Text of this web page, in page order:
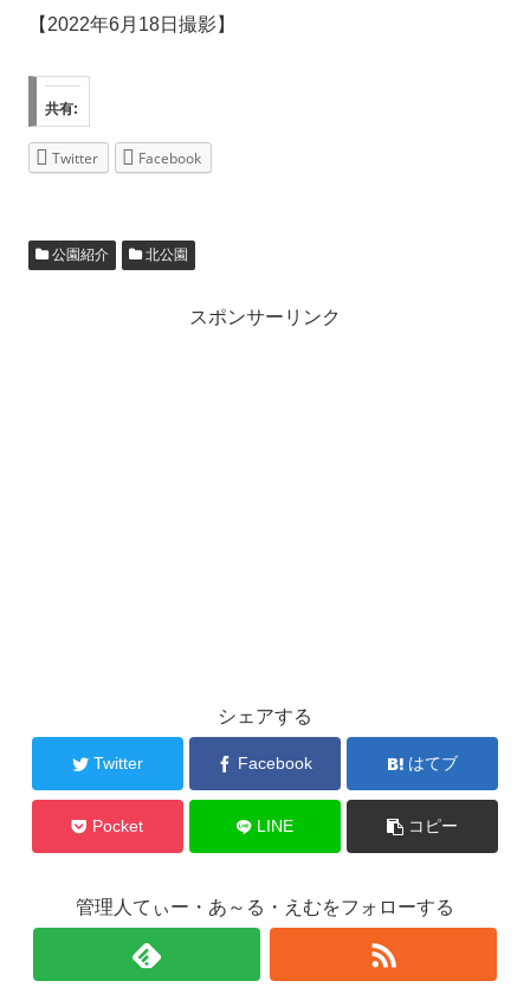
【2022年6月18日撮影】
共有:
Twitter Facebook
公園紹介 北公園
スポンサーリンク
シェアする
Twitter Facebook はてブ
Pocket LINE コピー
管理人てぃー・あ～る・えむをフォローする